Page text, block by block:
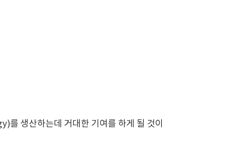
생산하는데 거대한 기여를 하게 될 것이